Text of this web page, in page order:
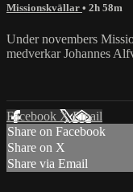
Missionskvällar • 2h 58m
Under novembers
medverkar Johannes
Facebook XEmail
Share on Facebook
Share on X
Share via Email